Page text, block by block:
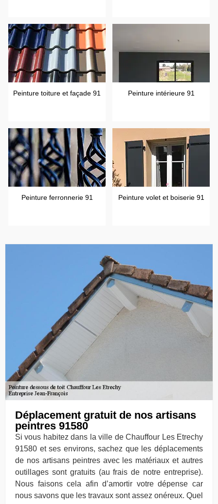
Peinture toiture et façade 91 Peinture intérieure 91
Peinture ferronnerie 91 Peinture volet et boiserie 91
Déplacement gratuit de nos artisans
peintres 91580
Si vous habitez dans la ville de Chauffour Les Etrechy
91580 et ses environs, sachez que les déplacements
de nos artisans peintres avec les matériaux et autres
outillages sont gratuits (au frais de notre entreprise).
Nous faisons cela afin d’amortir votre dépense car
nous savons que les travaux sont assez onéreux. Quel